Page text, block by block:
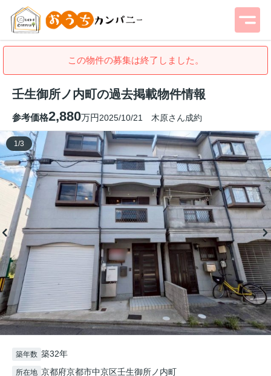
この物件の募集は終了しました。
壬生御所ノ内町の過去掲載物件情報
参考価格2,880万円2025/10/21 木原さん成約
1 /3
築年数 築32年
所在地 京都府京都市中京区壬生御所ノ内町